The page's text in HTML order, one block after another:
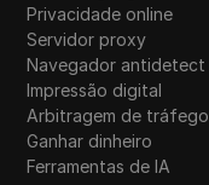
YouTube Premium
Zalando
Zelle
Privacidade online
Servidor proxy
Navegador antidetect
Impressão digital
Arbitragem de tráfego
Ganhar dinheiro
Ferramentas de IA